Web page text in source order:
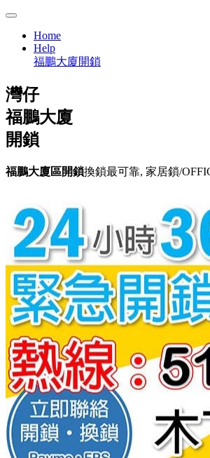
Home
Help
福鵬大廈開鎖
灣仔
福鵬大廈
開鎖
福鵬大廈區開鎖換鎖最可靠, 家居鎖/